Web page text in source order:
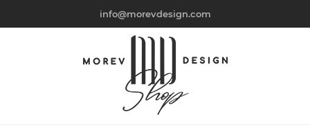
info@morevdesign.com